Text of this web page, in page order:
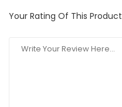
Your Rating Of This Product